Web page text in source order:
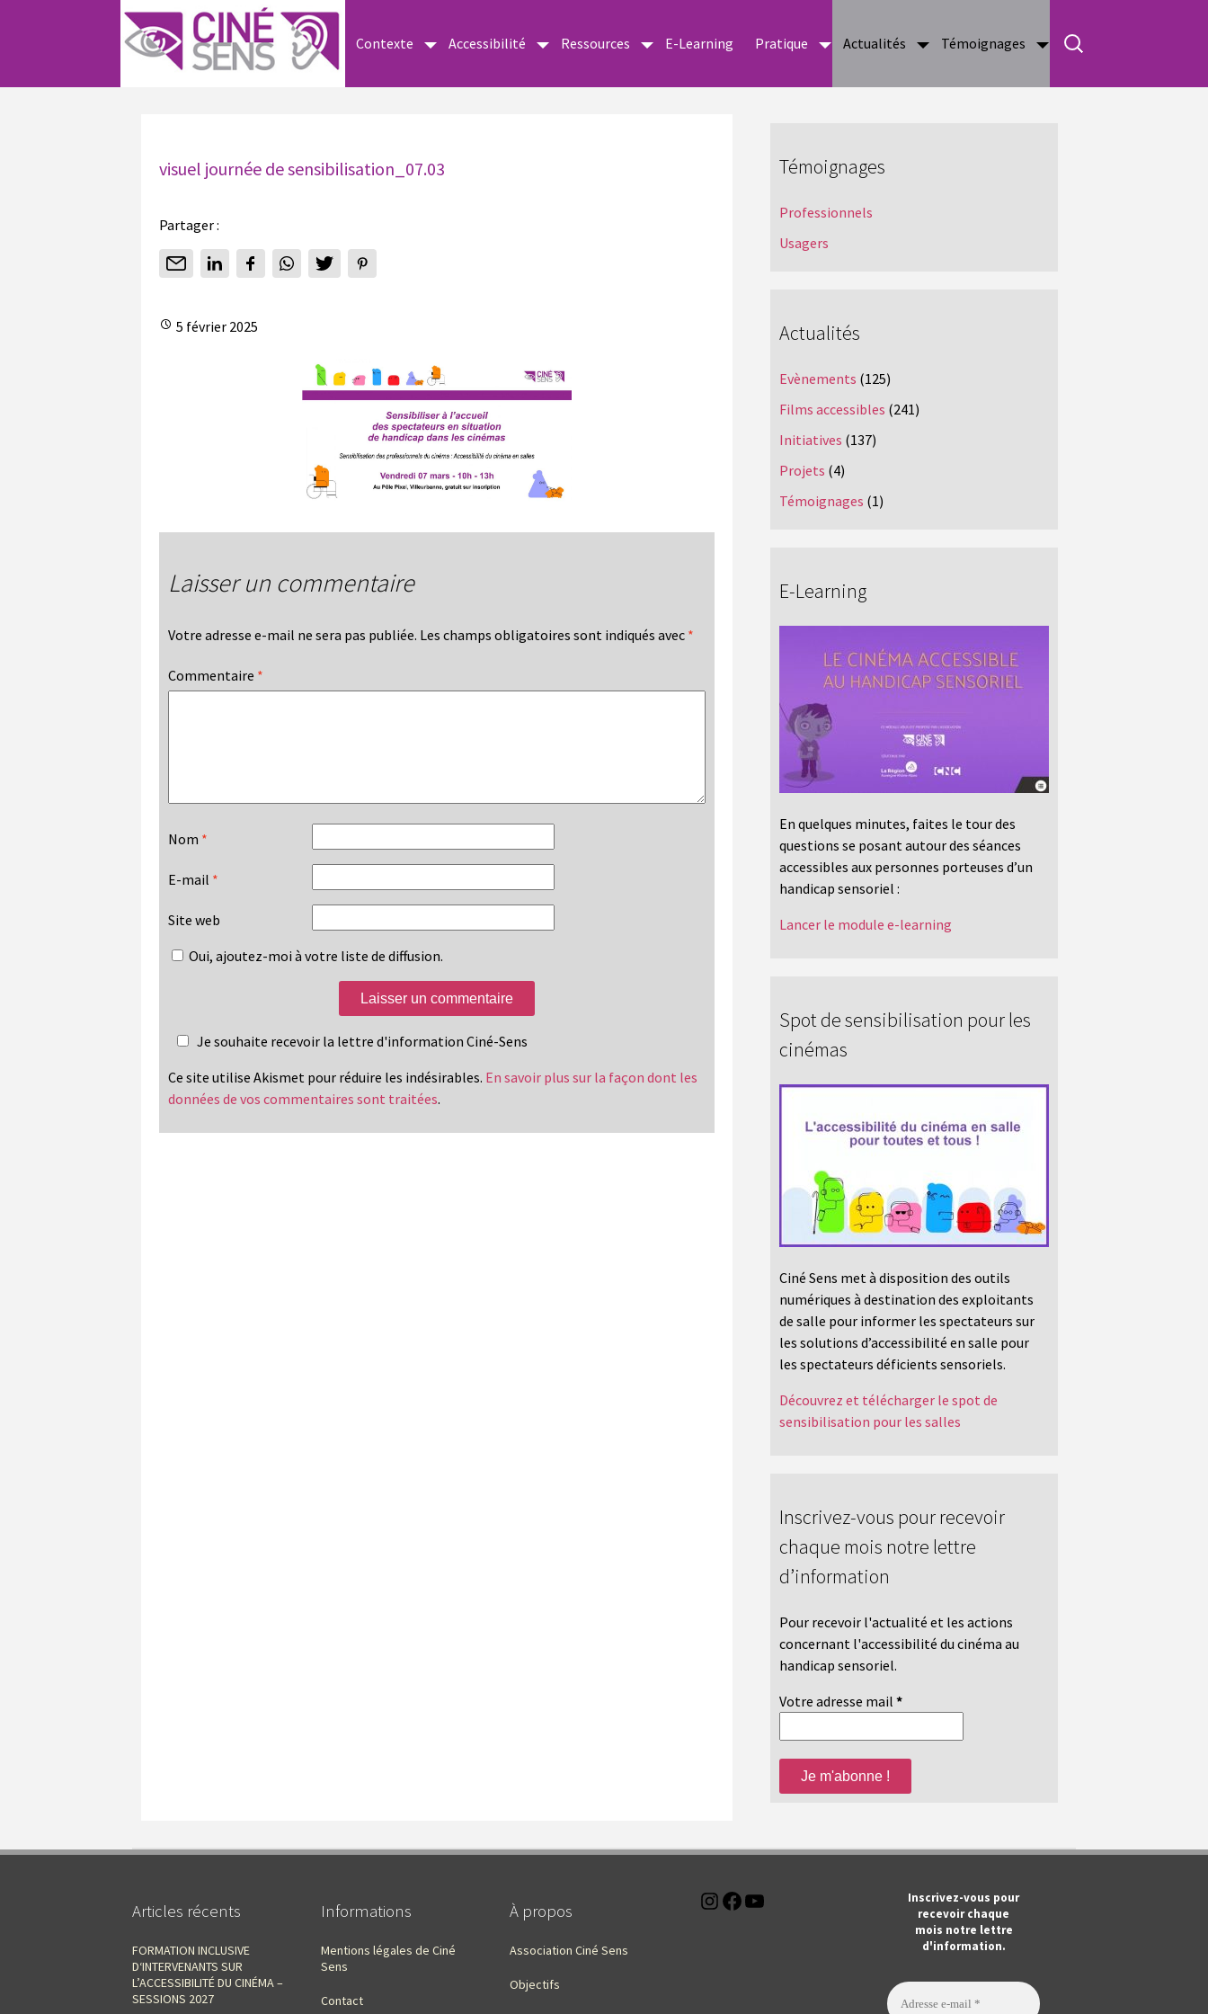
Contexte Accessibilité Ressources E-Learning Pratique Actualités Témoignages
visuel journée de sensibilisation_07.03
Partager :
5 février 2025
Laisser un commentaire
Votre adresse e-mail ne sera pas publiée. Les champs obligatoires sont indiqués avec *
Commentaire *
Nom *
E-mail *
Site web
Oui, ajoutez-moi à votre liste de diffusion.
Je souhaite recevoir la lettre d'information Ciné-Sens
Ce site utilise Akismet pour réduire les indésirables. En savoir plus sur la façon dont les
données de vos commentaires sont traitées.
Témoignages
Professionnels
Usagers
Actualités
Evènements (125)
Films accessibles (241)
Initiatives (137)
Projets (4)
Témoignages (1)
E-Learning
En quelques minutes, faites le tour des
questions se posant autour des séances
accessibles aux personnes porteuses d’un
handicap sensoriel :
Lancer le module e-learning
Spot de sensibilisation pour les
cinémas
Ciné Sens met à disposition des outils
numériques à destination des exploitants
de salle pour informer les spectateurs sur
les solutions d’accessibilité en salle pour
les spectateurs déficients sensoriels.
Découvrez et télécharger le spot de
sensibilisation pour les salles
Inscrivez-vous pour recevoir
chaque mois notre lettre
d’information
Pour recevoir l'actualité et les actions
concernant l'accessibilité du cinéma au
handicap sensoriel.
Votre adresse mail *
Articles récents
FORMATION INCLUSIVE
D‘INTERVENANTS SUR
L’ACCESSIBILITÉ DU CINÉMA –
SESSIONS 2027
Informations
Mentions légales de Ciné
Sens
Contact
À propos
Association Ciné Sens
Objectifs
Instagram
Facebook
Inscrivez-vous pour
recevoir chaque
mois notre lettre
d'information.